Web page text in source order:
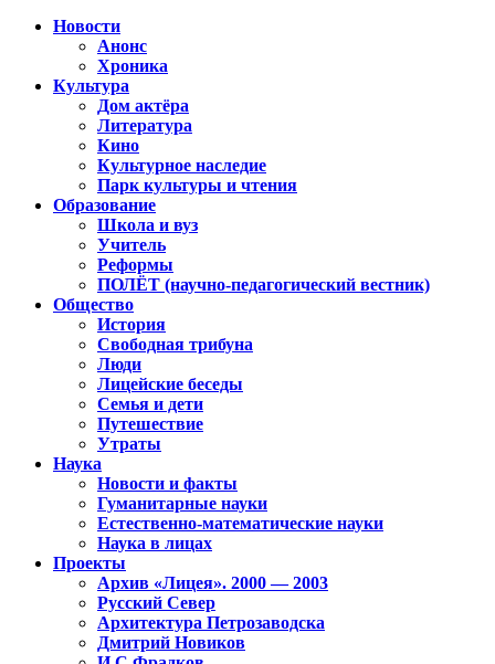
Новости
Анонс
Хроника
Культура
Дом актёра
Литература
Кино
Культурное наследие
Парк культуры и чтения
Образование
Школа и вуз
Учитель
Реформы
ПОЛЁТ (научно-педагогический вестник)
Общество
История
Свободная трибуна
Люди
Лицейские беседы
Семья и дети
Путешествие
Утраты
Наука
Новости и факты
Гуманитарные науки
Естественно-математические науки
Наука в лицах
Проекты
Архив «Лицея». 2000 — 2003
Русский Север
Архитектура Петрозаводска
Дмитрий Новиков